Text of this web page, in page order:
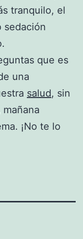
tranquilo, el
sedación
que es
una
salud, sin
¡No te lo